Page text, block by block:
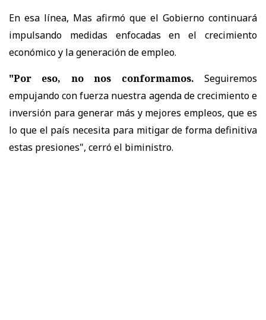
En esa línea, Mas afirmó que el Gobierno continuará
impulsando medidas enfocadas en el crecimiento
económico y la generación de empleo.
"Por eso, no nos conformamos. Seguiremos
empujando con fuerza nuestra agenda de crecimiento e
inversión para generar más y mejores empleos, que es
lo que el país necesita para mitigar de forma definitiva
estas presiones", cerró el biministro.